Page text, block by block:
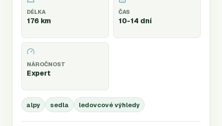
DÉLKA
176 km
ČAS
10-14 dní
NÁROČNOST
Expert
alpy sedla ledovcové výhledy